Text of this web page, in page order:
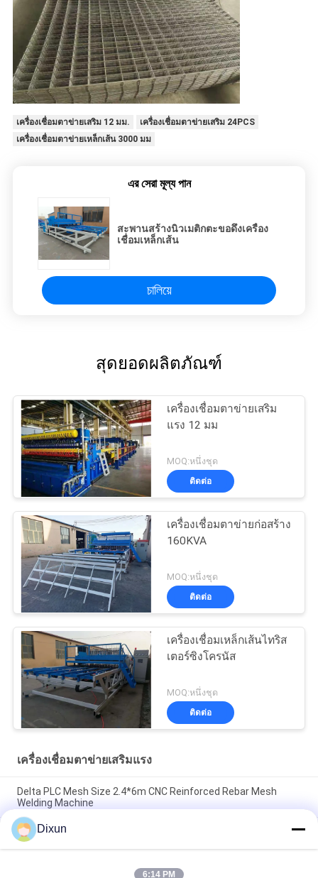
เครื่องเชื่อมตาข่ายเสริม 12 มม.
เครื่องเชื่อมตาข่ายเสริม 24PCS
เครื่องเชื่อมตาข่ายเหล็กเส้น 3000 มม
এর সেরা মূল্য পান
สะพานสร้างนิวเมติกตะขอดึงเครื่อง
เชื่อมเหล็กเส้น
চালিয়ে
สุดยอดผลิตภัณฑ์
เครื่องเชื่อมตาข่ายเสริม
แรง 12 มม
MOQ:หนึ่งชุด
ติดต่อ
เครื่องเชื่อมตาข่ายก่อสร้าง
160KVA
MOQ:หนึ่งชุด
ติดต่อ
เครื่องเชื่อมเหล็กเส้นไทริส
เตอร์ซิงโครนัส
MOQ:หนึ่งชุด
ติดต่อ
เครื่องเชื่อมตาข่ายเสริมแรง
Delta PLC Mesh Size 2.4*6m CNC Reinforced Rebar Mesh
Welding Machine
Mesh Size 200*200mm Mesh Length 12m Concrete
Reinforcing Mesh Welding Machine
เหล็กเส้นเสริมแรงตาข่าย 10 มม. 2.4 * 6 ม. เครื่องเชื่อมตาข่ายเหล็ก
Dixun
6:14 PM